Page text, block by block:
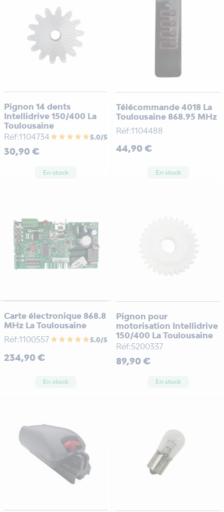
Pignon 14 dents
Intellidrive 150/400 La
Toulousaine
Réf:1104734 star star star star star5.0/5
Prix
30,90 €
En stock
Télécommande 4018 La
Toulousaine 868.95 MHz
Réf:1104488
Prix
44,90 €
En stock
Carte électronique 868.8
MHz La Toulousaine
Réf:1100557 star star star star star5.0/5
Prix
234,90 €
En stock
Pignon pour
motorisation Intellidrive
150/400 La Toulousaine
Réf:5200337
Prix
89,90 €
En stock